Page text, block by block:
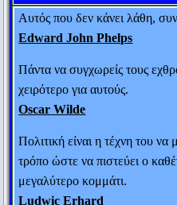
Αυτός που δεν κάνει λάθη,
Edward John Phelps
Πάντα να συγχωρείς τους
χειρότερο για αυτούς.
Oscar Wilde
Πολιτική είναι η τέχνη του να
τρόπο ώστε να πιστεύει ο
μεγαλύτερο κομμάτι.
Ludwic Erhard